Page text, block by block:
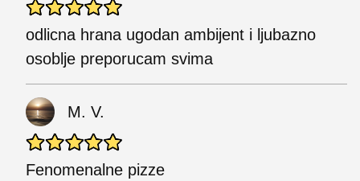
odlicna hrana ugodan ambijent i ljubazno
osoblje preporucam svima
M. V.
Fenomenalne pizze